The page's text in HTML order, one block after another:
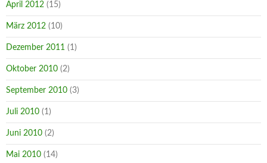
April 2012 (15)
März 2012 (10)
Dezember 2011 (1)
Oktober 2010 (2)
September 2010 (3)
Juli 2010 (1)
Juni 2010 (2)
Mai 2010 (14)